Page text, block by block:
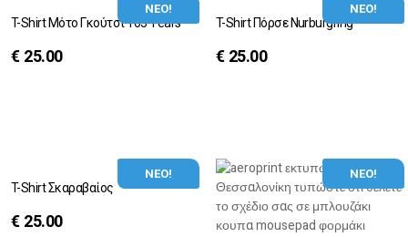
ΝΕΟ!
T-Shirt Μότο Γκούτσι 105 Years
€ 25.00
ΝΕΟ!
T-Shirt Πόρσε Nurburgring
€ 25.00
ΝΕΟ!
T-Shirt Σκαραβαίος
€ 25.00
ΝΕΟ!